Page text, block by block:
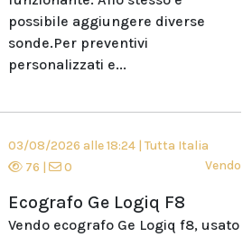
possibile aggiungere diverse
sonde.Per preventivi
personalizzati e...
03/08/2026 alle 18:24 | Tutta Italia
76 | 0 Vendo
Ecografo Ge Logiq F8
Vendo ecografo Ge Logiq f8, usato